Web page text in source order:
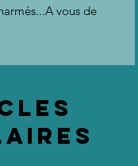
vous de